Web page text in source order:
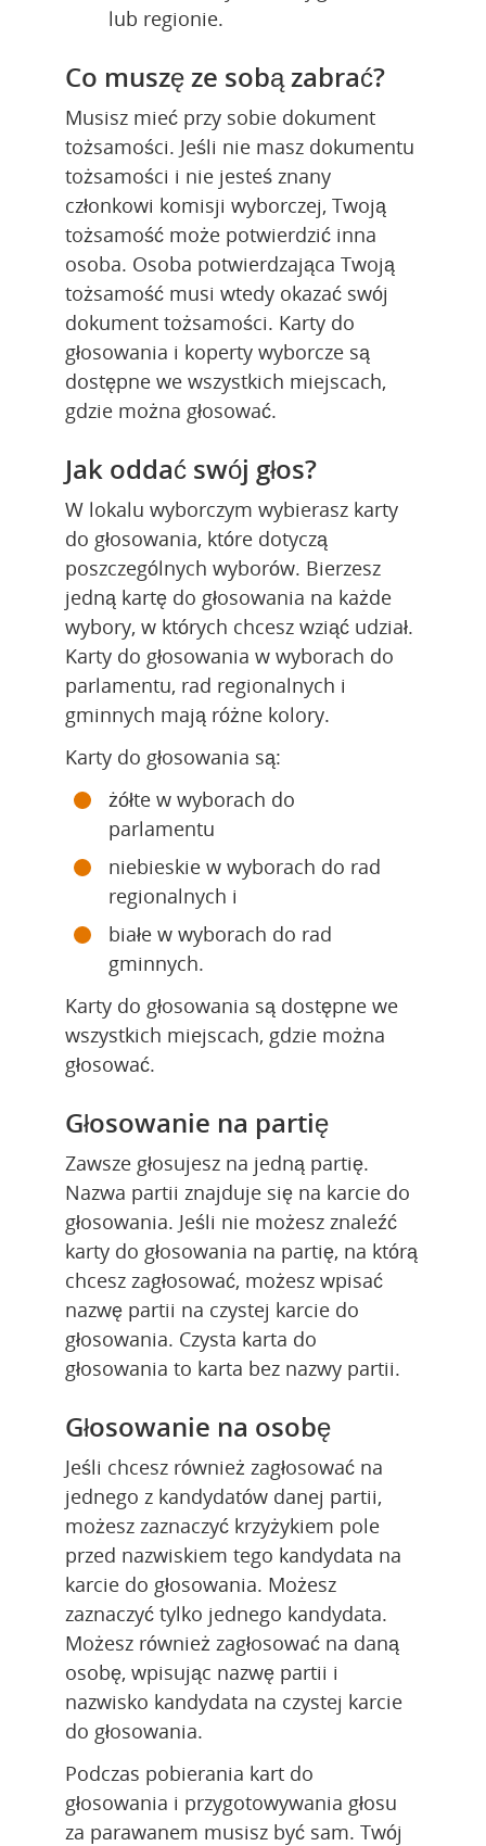
lub regionie.
Co muszę ze sobą zabrać?
Musisz mieć przy sobie dokument
tożsamości. Jeśli nie masz dokumentu
tożsamości i nie jesteś znany
członkowi komisji wyborczej, Twoją
tożsamość może potwierdzić inna
osoba. Osoba potwierdzająca Twoją
tożsamość musi wtedy okazać swój
dokument tożsamości. Karty do
głosowania i koperty wyborcze są
dostępne we wszystkich miejscach,
gdzie można głosować.
Jak oddać swój głos?
W lokalu wyborczym wybierasz karty
do głosowania, które dotyczą
poszczególnych wyborów. Bierzesz
jedną kartę do głosowania na każde
wybory, w których chcesz wziąć udział.
Karty do głosowania w wyborach do
parlamentu, rad regionalnych i
gminnych mają różne kolory.
Karty do głosowania są:
żółte w wyborach do
parlamentu
niebieskie w wyborach do rad
regionalnych i
białe w wyborach do rad
gminnych.
Karty do głosowania są dostępne we
wszystkich miejscach, gdzie można
głosować.
Głosowanie na partię
Zawsze głosujesz na jedną partię.
Nazwa partii znajduje się na karcie do
głosowania. Jeśli nie możesz znaleźć
karty do głosowania na partię, na którą
chcesz zagłosować, możesz wpisać
nazwę partii na czystej karcie do
głosowania. Czysta karta do
głosowania to karta bez nazwy partii.
Głosowanie na osobę
Jeśli chcesz również zagłosować na
jednego z kandydatów danej partii,
możesz zaznaczyć krzyżykiem pole
przed nazwiskiem tego kandydata na
karcie do głosowania. Możesz
zaznaczyć tylko jednego kandydata.
Możesz również zagłosować na daną
osobę, wpisując nazwę partii i
nazwisko kandydata na czystej karcie
do głosowania.
Podczas pobierania kart do
głosowania i przygotowywania głosu
za parawanem musisz być sam. Twój